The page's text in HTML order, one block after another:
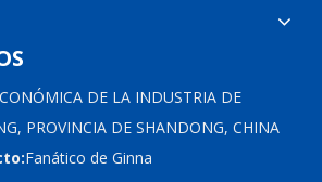
DE LA INDUSTRIA DE
PROVINCIA DE SHANDONG, CHINA
Fanático de Ginna